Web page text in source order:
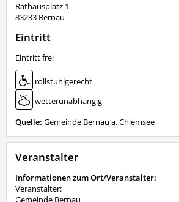
Rathausplatz 1
83233 Bernau
Eintritt
Eintritt frei
rollstuhlgerecht
wetterunabhängig
Quelle: Gemeinde Bernau a. Chiemsee
Veranstalter
Informationen zum Ort/Veranstalter:
Veranstalter:
Gemeinde Bernau